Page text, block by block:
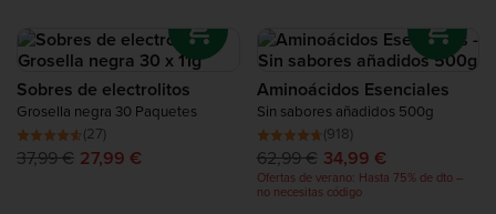
Sobres de electrolitos
Grosella negra 30 Paquetes
(27)
37,99 € 27,99 €
Aminoácidos Esenciales
Sin sabores añadidos 500g
(918)
62,99 € 34,99 €
Ofertas de verano: Hasta 75% de dto –
no necesitas código